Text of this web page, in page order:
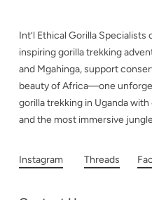
Int’l Ethical Gorilla
inspiring gorilla trekking
and Mgahinga, support
beauty of Africa—one
gorilla trekking in Uganda
and the most immersive
Instagram Threads